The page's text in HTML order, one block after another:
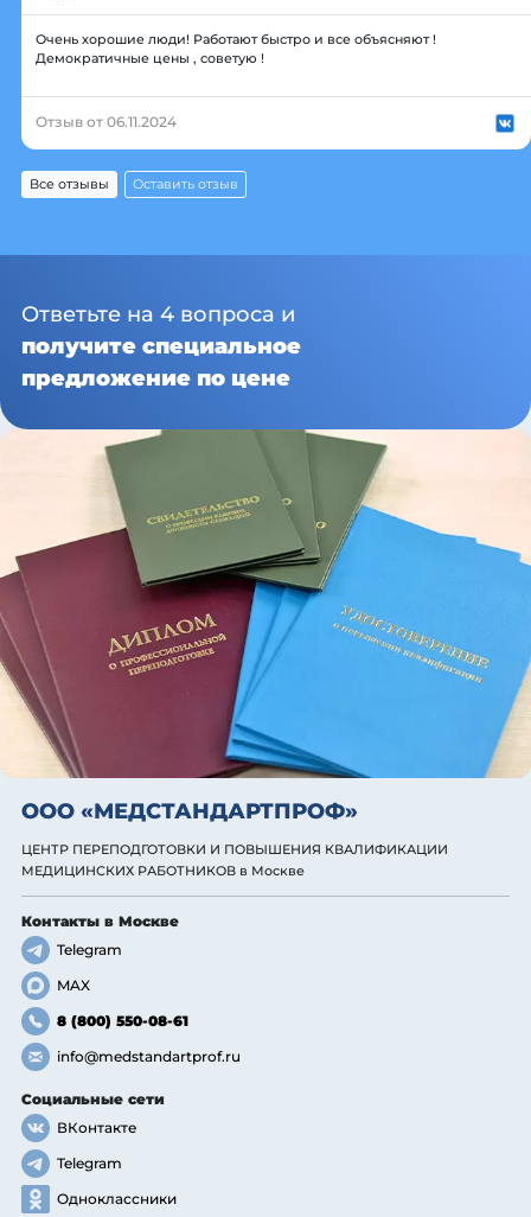
Очень хорошие люди! Работают быстро и все объясняют !
Демократичные цены , советую !
Отзыв от 06.11.2024
Все отзывы Оставить отзыв
Ответьте на 4 вопроса и
получите специальное
предложение по цене
ООО «МЕДСТАНДАРТПРОФ»
ЦЕНТР ПЕРЕПОДГОТОВКИ И ПОВЫШЕНИЯ КВАЛИФИКАЦИИ
МЕДИЦИНСКИХ РАБОТНИКОВ в Москве
Контакты в Москве
Telegram
MAX
8 (800) 550-08-61
info@medstandartprof.ru
Социальные сети
ВКонтакте
Telegram
Одноклассники